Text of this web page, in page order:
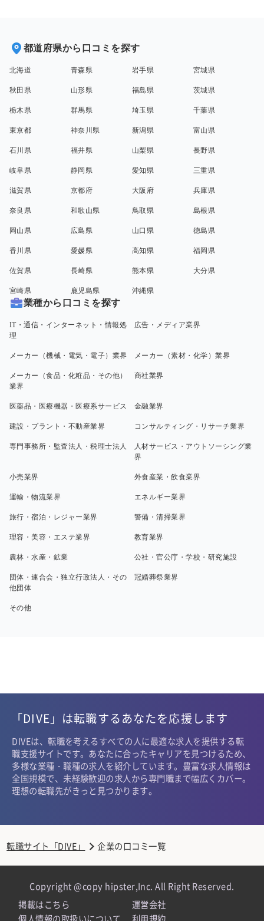
都道府県から口コミを探す
北海道 青森県 岩手県 宮城県
秋田県 山形県 福島県 茨城県
栃木県 群馬県 埼玉県 千葉県
東京都 神奈川県 新潟県 富山県
石川県 福井県 山梨県 長野県
岐阜県 静岡県 愛知県 三重県
滋賀県 京都府 大阪府 兵庫県
奈良県 和歌山県 鳥取県 島根県
岡山県 広島県 山口県 徳島県
香川県 愛媛県 高知県 福岡県
佐賀県 長崎県 熊本県 大分県
宮崎県 鹿児島県 沖縄県
業種から口コミを探す
IT・通信・インターネット・情報処
理
広告・メディア業界
メーカー（機械・電気・電子）業界 メーカー（素材・化学）業界
メーカー（食品・化粧品・その他）
業界
商社業界
医薬品・医療機器・医療系サービス 金融業界
建設・プラント・不動産業界 コンサルティング・リサーチ業界
専門事務所・監査法人・税理士法人
人材サービス・アウトソーシング業
界
小売業界 外食産業・飲食業界
運輸・物流業界 エネルギー業界
旅行・宿泊・レジャー業界 警備・清掃業界
理容・美容・エステ業界 教育業界
農林・水産・鉱業 公社・官公庁・学校・研究施設
団体・連合会・独立行政法人・その
他団体
冠婚葬祭業界
その他
「DIVE」は転職するあなたを応援します
DIVEは、転職を考えるすべての人に最適な求人を提供する転
職支援サイトです。あなたに合ったキャリアを見つけるため、
多様な業種・職種の求人を紹介しています。豊富な求人情報は
全国規模で、未経験歓迎の求人から専門職まで幅広くカバー。
理想の転職先がきっと見つかります。
転職サイト「DIVE」 企業の口コミ一覧
Copyright @copy hipster,Inc. All Right Reserved.
掲載はこちら
運営会社
個人情報の取扱いについて
利用規約